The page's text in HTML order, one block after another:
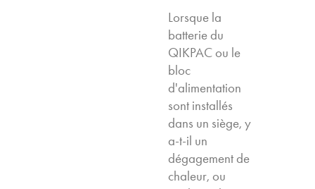
Lorsque la
batterie du
QIKPAC ou le
bloc
d'alimentation
sont installés
dans un siège, y
a-t-il un
dégagement de
chaleur, ou